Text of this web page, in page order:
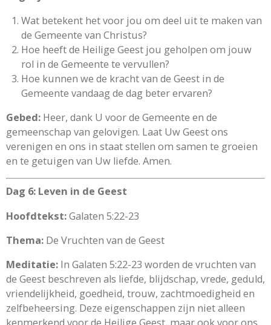
Wat betekent het voor jou om deel uit te maken van
de Gemeente van Christus?
Hoe heeft de Heilige Geest jou geholpen om jouw
rol in de Gemeente te vervullen?
Hoe kunnen we de kracht van de Geest in de
Gemeente vandaag de dag beter ervaren?
Gebed: Heer, dank U voor de Gemeente en de
gemeenschap van gelovigen. Laat Uw Geest ons
verenigen en ons in staat stellen om samen te groeien
en te getuigen van Uw liefde. Amen.
Dag 6: Leven in de Geest
Hoofdtekst:Galaten 5:22-23
Thema: De Vruchten van de Geest
Meditatie: In Galaten 5:22-23 worden de vruchten van
de Geest beschreven als liefde, blijdschap, vrede, geduld,
vriendelijkheid, goedheid, trouw, zachtmoedigheid en
zelfbeheersing. Deze eigenschappen zijn niet alleen